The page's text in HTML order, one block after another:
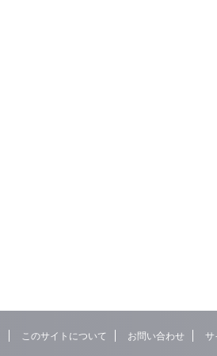
このサイトについて お問い合わせ サ